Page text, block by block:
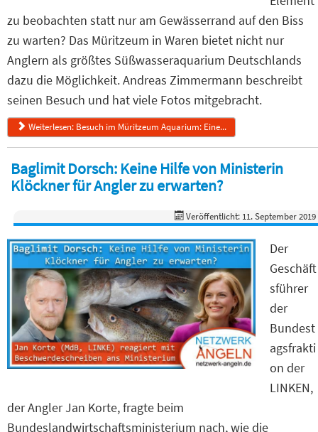
zu beobachten statt nur am Gewässerrand auf den Biss
zu warten? Das Müritzeum in Waren bietet nicht nur
Anglern als größtes Süßwasseraquarium Deutschlands
dazu die Möglichkeit. Andreas Zimmermann beschreibt
seinen Besuch und hat viele Fotos mitgebracht.
Weiterlesen: Besuch im Müritzeum Aquarium: Eine...
Baglimit Dorsch: Keine Hilfe von Ministerin
Klöckner für Angler zu erwarten?
Veröffentlicht: 11. September 2019
Der
Geschäft
sführer
der
Bundest
agsfrakti
on der
LINKEN,
der Angler Jan Korte, fragte beim
Bundeslandwirtschaftsministerium nach, wie die